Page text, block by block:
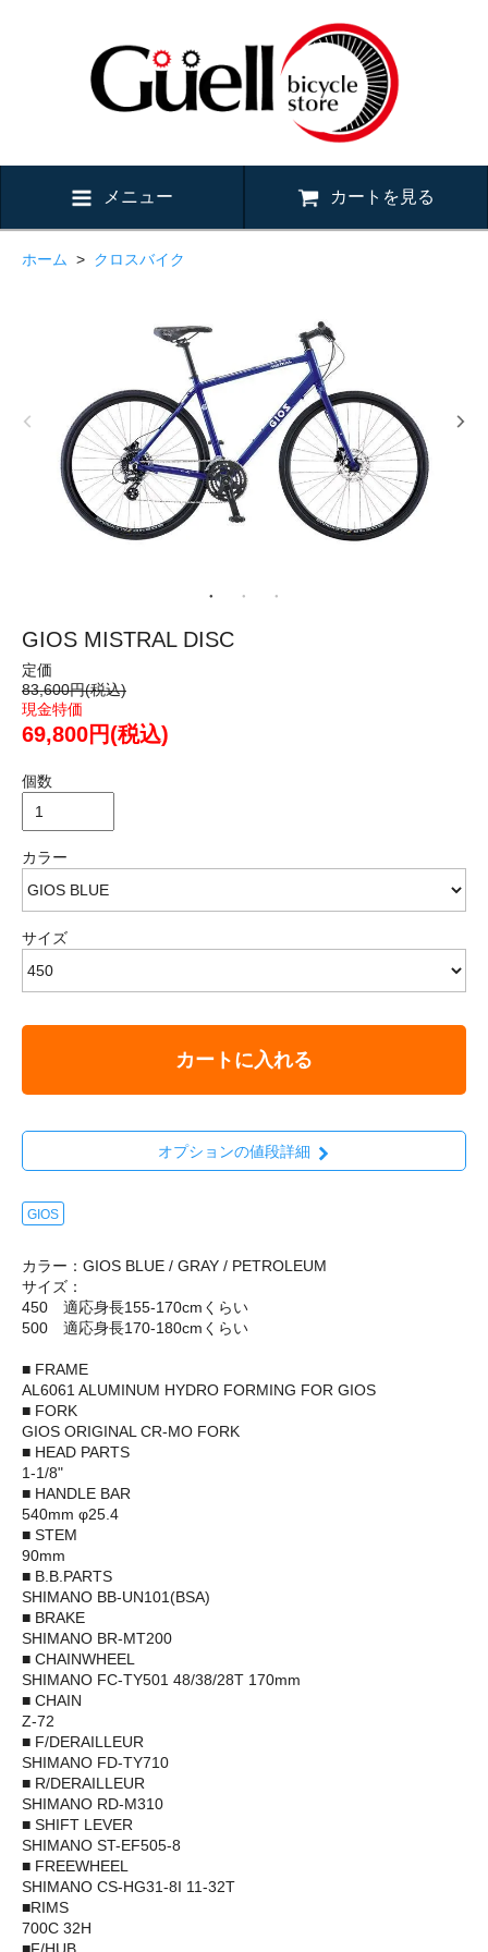
メニュー カートを見る
ホーム > クロスバイク
GIOS MISTRAL DISC
定価
83,600円(税込)
現金特価
69,800円(税込)
個数
カラー
サイズ
カートに入れる
オプションの値段詳細
GIOS
カラー：GIOS BLUE / GRAY / PETROLEUM
サイズ：
450 適応身長155-170cmくらい
500 適応身長170-180cmくらい
■ FRAME
AL6061 ALUMINUM HYDRO FORMING FOR GIOS
■ FORK
GIOS ORIGINAL CR-MO FORK
■ HEAD PARTS
1-1/8"
■ HANDLE BAR
540mm φ25.4
■ STEM
90mm
■ B.B.PARTS
SHIMANO BB-UN101(BSA)
■ BRAKE
SHIMANO BR-MT200
■ CHAINWHEEL
SHIMANO FC-TY501 48/38/28T 170mm
■ CHAIN
Z-72
■ F/DERAILLEUR
SHIMANO FD-TY710
■ R/DERAILLEUR
SHIMANO RD-M310
■ SHIFT LEVER
SHIMANO ST-EF505-8
■ FREEWHEEL
SHIMANO CS-HG31-8I 11-32T
■RIMS
700C 32H